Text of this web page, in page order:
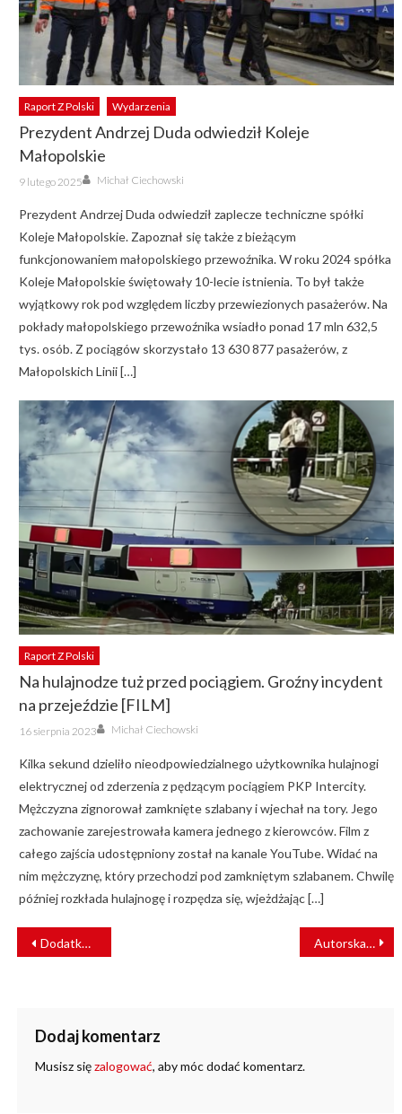
Raport Z Polski Wydarzenia
Prezydent Andrzej Duda odwiedził Koleje
Małopolskie
Posted
on
9 lutego 2025 Author
Michał Ciechowski
Prezydent Andrzej Duda odwiedził zaplecze techniczne spółki
Koleje Małopolskie. Zapoznał się także z bieżącym
funkcjonowaniem małopolskiego przewoźnika. W roku 2024 spółka
Koleje Małopolskie świętowały 10-lecie istnienia. To był także
wyjątkowy rok pod względem liczby przewiezionych pasażerów. Na
pokłady małopolskiego przewoźnika wsiadło ponad 17 mln 632,5
tys. osób. Z pociągów skorzystało 13 630 877 pasażerów, z
Małopolskich Linii […]
Raport Z Polski
Na hulajnodze tuż przed pociągiem. Groźny incydent
na przejeździe [FILM]
Posted
on
16 sierpnia 2023 Author
Michał Ciechowski
Kilka sekund dzieliło nieodpowiedzialnego użytkownika hulajnogi
elektrycznej od zderzenia z pędzącym pociągiem PKP Intercity.
Mężczyzna zignorował zamknięte szlabany i wjechał na tory. Jego
zachowanie zarejestrowała kamera jednego z kierowców. Film z
całego zajścia udostępniony został na kanale YouTube. Widać na
nim mężczyznę, który przechodzi pod zamkniętym szlabanem. Chwilę
później rozkłada hulajnogę i rozpędza się, wjeżdżając […]
NAWIGACJA
WPISU
Dodatkowe połączenia z Torunia i Bydgoszczy do Poznania Autorska technologia kotwiąca na wrocławskim torowisku
Dodaj komentarz
Musisz sięzalogować, aby móc dodać komentarz.